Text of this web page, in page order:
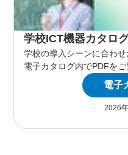
学校ICT機器カタロ
学校の導入シーンに合わ
電子カタログ内でPDFを
電子
2026